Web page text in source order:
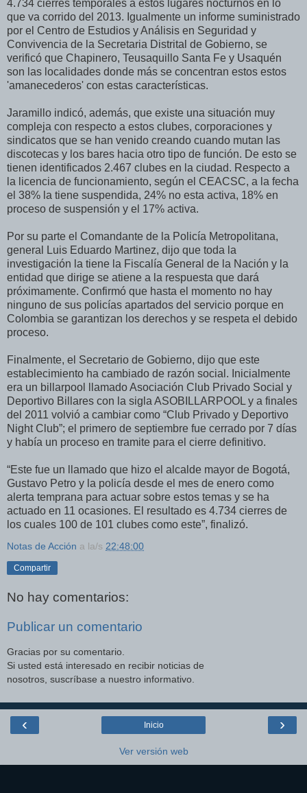
4.734 cierres temporales a estos lugares nocturnos en lo
que va corrido del 2013. Igualmente un informe suministrado
por el Centro de Estudios y Análisis en Seguridad y
Convivencia de la Secretaria Distrital de Gobierno, se
verificó que Chapinero, Teusaquillo Santa Fe y Usaquén
son las localidades donde más se concentran estos estos
'amanecederos' con estas características.
Jaramillo indicó, además, que existe una situación muy
compleja con respecto a estos clubes, corporaciones y
sindicatos que se han venido creando cuando mutan las
discotecas y los bares hacia otro tipo de función. De esto se
tienen identificados 2.467 clubes en la ciudad. Respecto a
la licencia de funcionamiento, según el CEACSC, a la fecha
el 38% la tiene suspendida, 24% no esta activa, 18% en
proceso de suspensión y el 17% activa.
Por su parte el Comandante de la Policía Metropolitana,
general Luis Eduardo Martinez, dijo que toda la
investigación la tiene la Fiscalía General de la Nación y la
entidad que dirige se atiene a la respuesta que dará
próximamente. Confirmó que hasta el momento no hay
ninguno de sus policías apartados del servicio porque en
Colombia se garantizan los derechos y se respeta el debido
proceso.
Finalmente, el Secretario de Gobierno, dijo que este
establecimiento ha cambiado de razón social. Inicialmente
era un billarpool llamado Asociación Club Privado Social y
Deportivo Billares con la sigla ASOBILLARPOOL y a finales
del 2011 volvió a cambiar como “Club Privado y Deportivo
Night Club”; el primero de septiembre fue cerrado por 7 días
y había un proceso en tramite para el cierre definitivo.
“Este fue un llamado que hizo el alcalde mayor de Bogotá,
Gustavo Petro y la policía desde el mes de enero como
alerta temprana para actuar sobre estos temas y se ha
actuado en 11 ocasiones. El resultado es 4.734 cierres de
los cuales 100 de 101 clubes como este”, finalizó.
Notas de Acción a la/s 22:48:00
Compartir
No hay comentarios:
Publicar un comentario
Gracias por su comentario.
Si usted está interesado en recibir noticias de
nosotros, suscríbase a nuestro informativo.
‹ ›
Inicio
Ver versión web